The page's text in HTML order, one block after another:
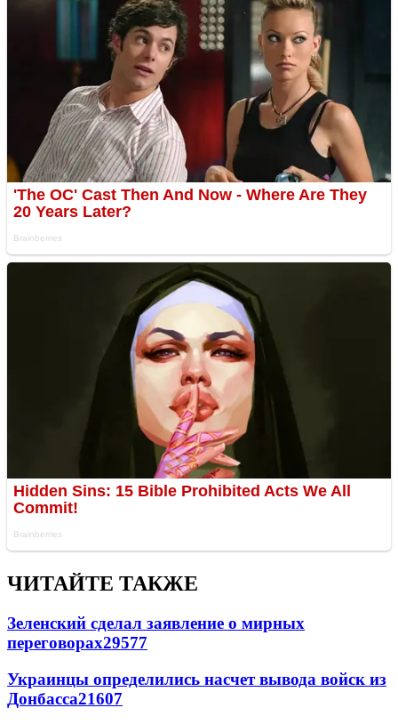
ЧИТАЙТЕ ТАКЖЕ
Зеленский сделал заявление о мирных
переговорах29577
Украинцы определились насчет вывода войск из
Донбасса21607